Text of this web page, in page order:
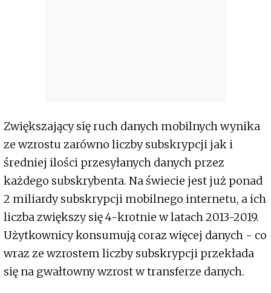
Zwiększający się ruch danych mobilnych wynika
ze wzrostu zarówno liczby subskrypcji jak i
średniej ilości przesyłanych danych przez
każdego subskrybenta. Na świecie jest już ponad
2 miliardy subskrypcji mobilnego internetu, a ich
liczba zwiększy się 4-krotnie w latach 2013-2019.
Użytkownicy konsumują coraz więcej danych - co
wraz ze wzrostem liczby subskrypcji przekłada
się na gwałtowny wzrost w transferze danych.